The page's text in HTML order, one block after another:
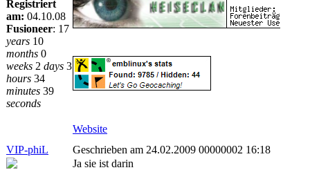
Registriert
am: 04.10.08
Fusioneer: 17
years 10
months 0
weeks 2 days 3
hours 34
minutes 39
seconds
Website
VIP-phiL
Geschrieben am 24.02.2009 00000002 16:18
Ja sie ist darin